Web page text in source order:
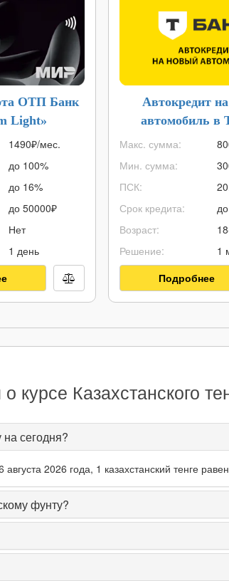
ОТП Банк
Light»
1490₽/мес.
до 100%
до 16%
до 50000₽
Нет
1 день
Автокредит
автомобиль в
Макс. сумма:
Мин. сумма:
ПСК:
Срок кредита:
Возраст:
Решение:
1
Подробнее
Казахстанского
на сегодня?
2026 года, 1 казахстанский тенге
фунту?